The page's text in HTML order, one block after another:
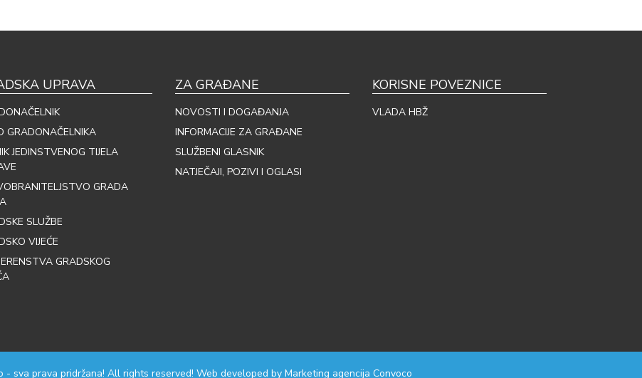
UPRAVA
GRADONAČELNIKA
JEDINSTVENOG TIJELA
GRADA
SLUŽBE
VIJEĆE
GRADSKOG
ZA GRAĐANE
NOVOSTI I DOGAĐANJA
INFORMACIJE ZA GRAĐANE
SLUŽBENI GLASNIK
NATJEČAJI, POZIVI I OGLASI
KORISNE POVEZNICE
VLADA HBŽ
- sva prava pridržana! All rights reserved! Web developed by Marketing agencija Convoco